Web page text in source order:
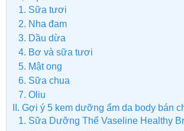
1. Sữa tươi
2. Nha đam
3. Dầu dừa
4. Bơ và sữa tươi
5. Mật ong
6. Sữa chua
7. Oliu
II. Gợi ý 5 kem dưỡng ẩm da body bán
1. Sữa Dưỡng Thể Vaseline Healthy